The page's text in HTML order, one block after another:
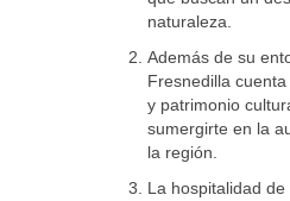
naturaleza.
Además de su
Fresnedilla
y patrimonio
sumergirte en la
la región.
La hospitalidad